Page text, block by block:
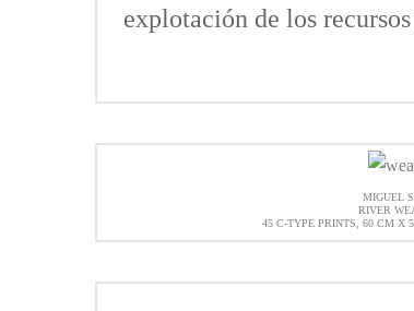
explotación de los
MIGUEL
RIVER
45 C-TYPE PRINTS, 60 CM X